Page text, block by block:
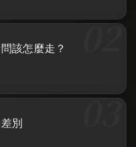
該怎麼走？
別